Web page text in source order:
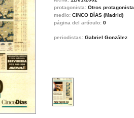
protagonista: Otros
medio: CINCO DÍAS (Madrid)
página del artículo: 0
periodistas: Gabriel González